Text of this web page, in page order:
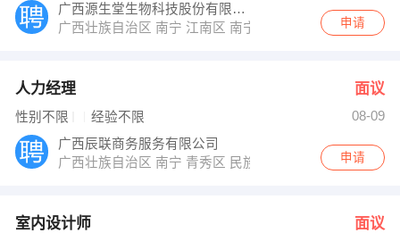
广西源生堂生物科技股份有限公司
广西壮族自治区 南宁 江南区 南宁经济开发区国凯大道东
申请
人力经理 面议
性别不限 经验不限
08-09
广西辰联商务服务有限公司
广西壮族自治区 南宁 青秀区 民族大道166号阳光100上
申请
室内设计师 面议